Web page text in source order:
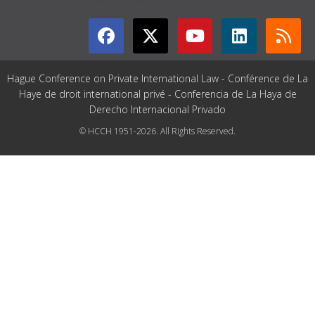
Hague Conference on Private International Law - Conférence de La
Haye de droit international privé - Conferencia de La Haya de
Derecho Internacional Privado
© HCCH 1951-2026. All Rights Reserved.